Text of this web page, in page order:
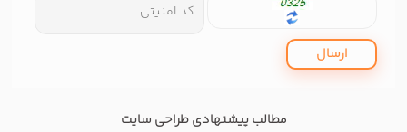
ارسال
مطالب پیشنهادی طراحی سایت